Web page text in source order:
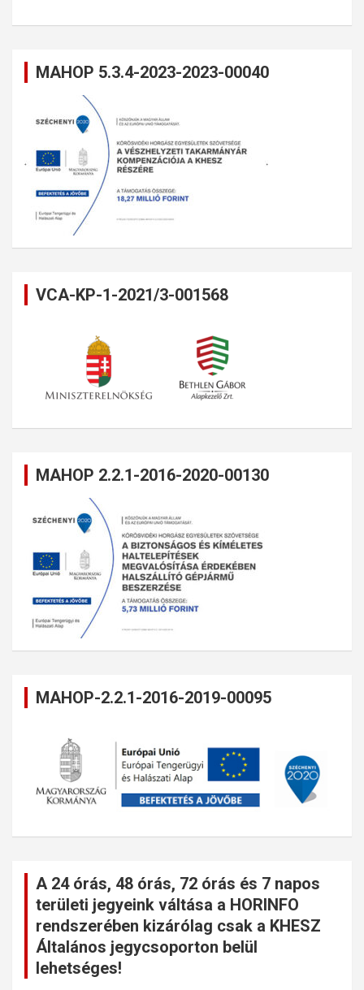
MAHOP 5.3.4-2023-2023-00040
VCA-KP-1-2021/3-001568
MAHOP 2.2.1-2016-2020-00130
MAHOP-2.2.1-2016-2019-00095
A 24 órás, 48 órás, 72 órás és 7 napos
területi jegyeink váltása a HORINFO
rendszerében kizárólag csak a KHESZ
Általános jegycsoporton belül
lehetséges!